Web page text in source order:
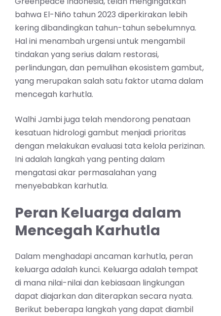
bahwa El-Niño tahun 2023 diperkirakan lebih
kering dibandingkan tahun-tahun sebelumnya.
Hal ini menambah urgensi untuk mengambil
tindakan yang serius dalam restorasi,
perlindungan, dan pemulihan ekosistem gambut,
yang merupakan salah satu faktor utama dalam
mencegah karhutla.
Walhi Jambi juga telah mendorong penataan
kesatuan hidrologi gambut menjadi prioritas
dengan melakukan evaluasi tata kelola perizinan.
Ini adalah langkah yang penting dalam
mengatasi akar permasalahan yang
menyebabkan karhutla.
Peran Keluarga dalam
Mencegah Karhutla
Dalam menghadapi ancaman karhutla, peran
keluarga adalah kunci. Keluarga adalah tempat
di mana nilai-nilai dan kebiasaan lingkungan
dapat diajarkan dan diterapkan secara nyata.
Berikut beberapa langkah yang dapat diambil